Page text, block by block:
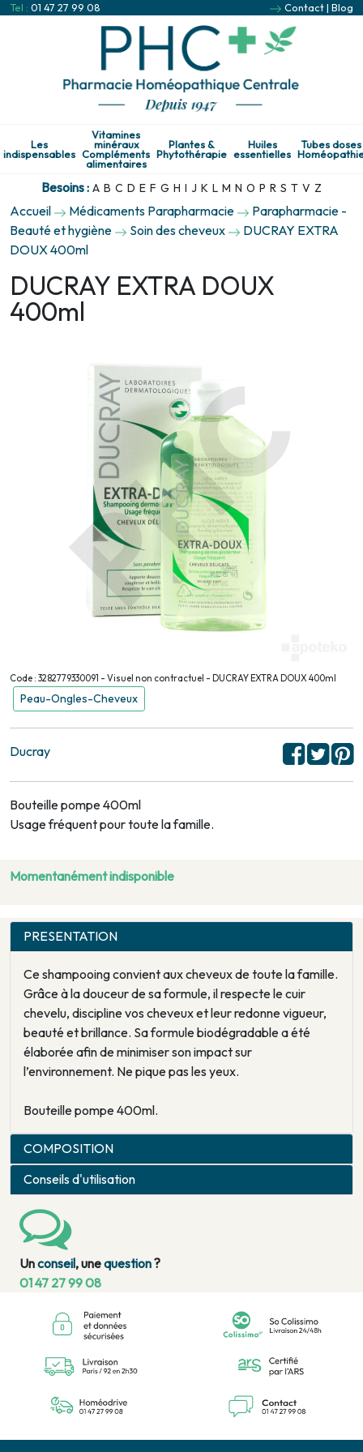
Tel : 01 47 27 99 08 Contact| Blog
Les
indispensables
Vitamines
minéraux
Compléments
alimentaires
Plantes &
Phytothérapie
Huiles
essentielles
Tubes doses
Besoins : A B C D E F G H I J K L M N O P R S T V Z
Accueil Médicaments Parapharmacie
Parapharmacie -
Beauté et hygiène
Soin des cheveux
DUCRAY EXTRA
DOUX 400ml
DUCRAY EXTRA DOUX
400ml
Code : 3282779330091 - Visuel non contractuel - DUCRAY EXTRA DOUX 400ml
Peau-Ongles-Cheveux
Ducray
Bouteille pompe 400ml
Usage fréquent pour toute la famille.
Momentanément indisponible
PRESENTATION
Ce shampooing convient aux cheveux de toute la famille.
Grâce à la douceur de sa formule, il respecte le cuir
chevelu, discipline vos cheveux et leur redonne vigueur,
beauté et brillance. Sa formule biodégradable a été
élaborée afin de minimiser son impact sur
l’environnement. Ne pique pas les yeux.
Bouteille pompe 400ml.
COMPOSITION
Conseils d'utilisation
Unconseil, unequestion?
01 47 27 99 08